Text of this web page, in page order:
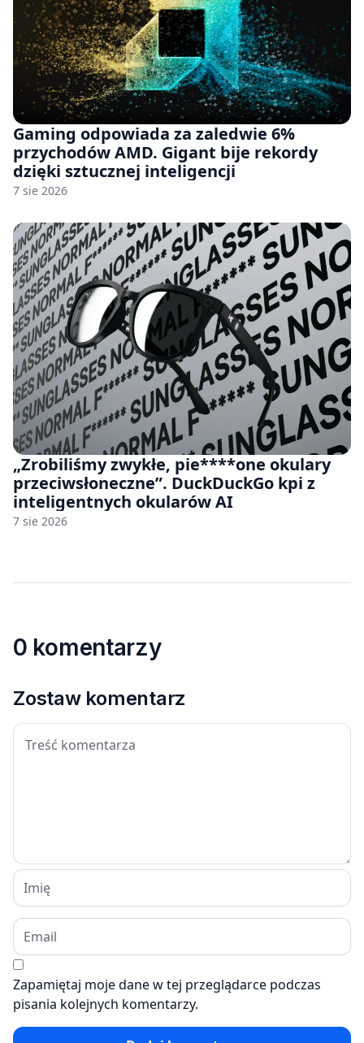
Gaming odpowiada za zaledwie 6%
przychodów AMD. Gigant bije rekordy
dzięki sztucznej inteligencji
7 sie 2026
„Zrobiliśmy zwykłe, pie****one okulary
przeciwsłoneczne”. DuckDuckGo kpi z
inteligentnych okularów AI
7 sie 2026
0 komentarzy
Zostaw komentarz
Zapamiętaj moje dane w tej przeglądarce podczas
pisania kolejnych komentarzy.